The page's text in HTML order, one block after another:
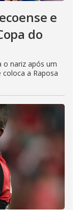
e
do
o nariz após um
a Raposa